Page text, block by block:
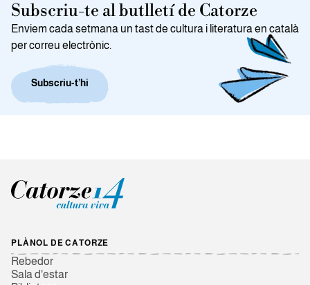
Subscriu-te al butlletí de Catorze
Enviem cada setmana un tast de cultura i literatura en català
per correu electrònic.
Subscriu-t’hi
PLÀNOL DE CATORZE
Rebedor
Sala d'estar